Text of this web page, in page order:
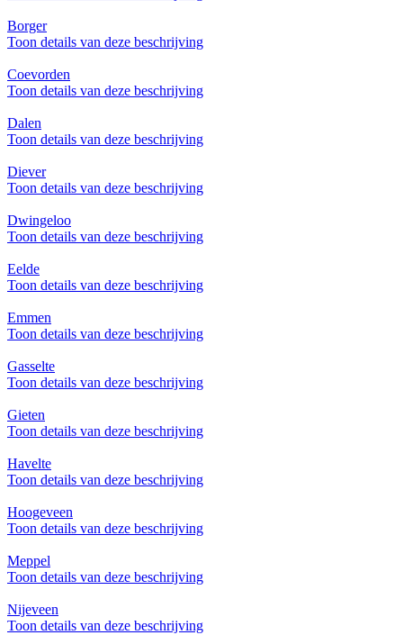
Borger
Toon details van deze beschrijving
Coevorden
Toon details van deze beschrijving
Dalen
Toon details van deze beschrijving
Diever
Toon details van deze beschrijving
Dwingeloo
Toon details van deze beschrijving
Eelde
Toon details van deze beschrijving
Emmen
Toon details van deze beschrijving
Gasselte
Toon details van deze beschrijving
Gieten
Toon details van deze beschrijving
Havelte
Toon details van deze beschrijving
Hoogeveen
Toon details van deze beschrijving
Meppel
Toon details van deze beschrijving
Nijeveen
Toon details van deze beschrijving